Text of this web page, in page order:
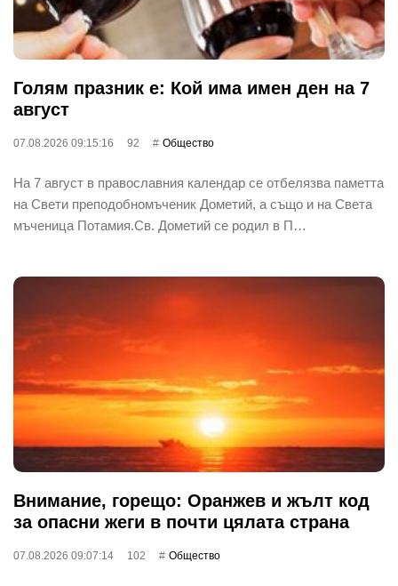
Голям празник е: Кой има имен ден на 7
август
07.08.2026 09:15:16 92 Общество
На 7 август в православния календар се отбелязва паметта
на Свети преподобномъченик Дометий, а също и на Света
мъченица Потамия.Св. Дометий се родил в П…
Внимание, горещо: Оранжев и жълт код
за опасни жеги в почти цялата страна
07.08.2026 09:07:14 102 Общество